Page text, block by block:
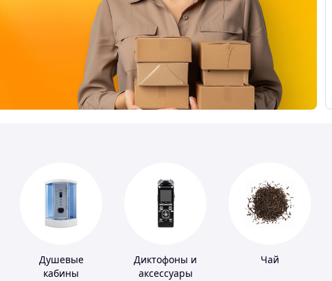
Душевые
кабины
Диктофоны и
аксессуары
Чай